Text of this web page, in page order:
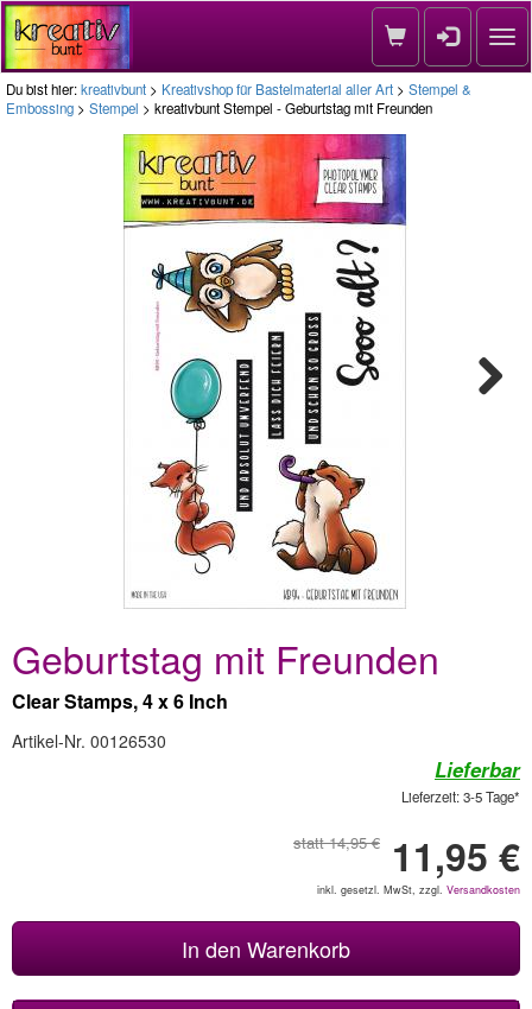
Du bist hier:kreativbunt > Kreativshop für Bastelmaterial aller Art > Stempel &
Embossing > Stempel > kreativbunt Stempel - Geburtstag mit Freunden
Geburtstag mit Freunden
Clear Stamps, 4 x 6 Inch
Artikel-Nr. 00126530
Lieferbar
Lieferzeit: 3-5 Tage*
11,95 €
statt 14,95 €
inkl. gesetzl. MwSt, zzgl. Versandkosten
In den Warenkorb